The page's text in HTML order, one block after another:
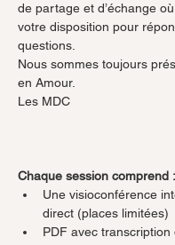
de partage et d’échange
votre disposition pour
questions.
Nous sommes toujours
en Amour.
Les MDC
Chaque session comprend :
Une visioconférence
direct (places limitées)
PDF avec